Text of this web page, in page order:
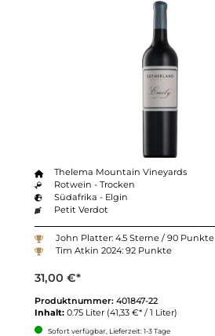
Thelema Mountain Vineyards
Rotwein - Trocken
Südafrika - Elgin
Petit Verdot
John Platter: 4.5 Sterne / 90 Punkte
Tim Atkin 2024: 92 Punkte
31,00 €*
Produktnummer: 401847-22
Inhalt: 0.75 Liter (41,33 €* / 1 Liter)
Sofort verfügbar, Lieferzeit: 1-3 Tage